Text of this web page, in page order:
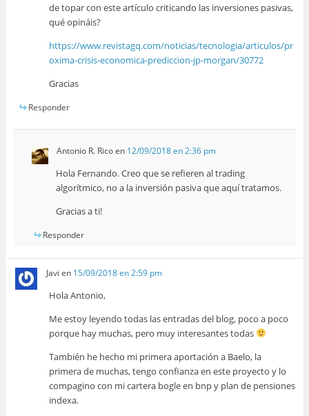
de topar con este artículo criticando las inversiones pasivas,
qué opináis?
https://www.revistagq.com/noticias/tecnologia/articulos/pr
oxima-crisis-economica-prediccion-jp-morgan/30772
Gracias
Responder
Antonio R. Ricoen 12/09/2018 en 2:36 pm
Hola Fernando. Creo que se refieren al trading
algorítmico, no a la inversión pasiva que aquí tratamos.
Gracias a ti!
Responder
Javi en 15/09/2018 en 2:59 pm
Hola Antonio,
Me estoy leyendo todas las entradas del blog, poco a poco
porque hay muchas, pero muy interesantes todas
También he hecho mi primera aportación a Baelo, la
primera de muchas, tengo confianza en este proyecto y lo
compagino con mi cartera bogle en bnp y plan de pensiones
indexa.